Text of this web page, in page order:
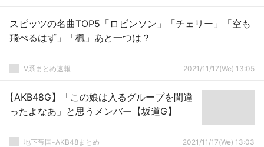
スピッツの名曲TOP5「ロビンソン」「チェリー」「空も
飛べるはず」「楓」あと一つは？
V系まとめ速報 2021/11/17(We) 13:05
【AKB48G】「この娘は入るグループを間違
ったよなあ」と思うメンバー【坂道G】
地下帝国-AKB48まとめ 2021/11/17(We) 13:03